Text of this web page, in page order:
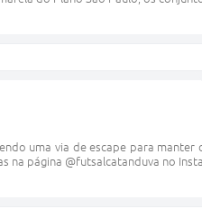
uma via de escape para manter
página @futsalcatanduva no